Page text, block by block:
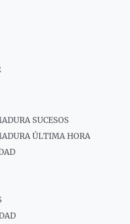
SUCESOS
ÚLTIMA HORA